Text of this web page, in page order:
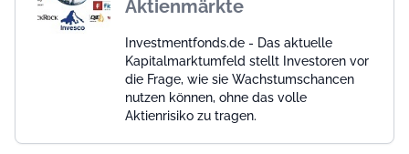
Aktienmärkte
Investmentfonds.de - Das aktuelle
Kapitalmarktumfeld stellt Investoren vor
die Frage, wie sie Wachstumschancen
nutzen können, ohne das volle
Aktienrisiko zu tragen.